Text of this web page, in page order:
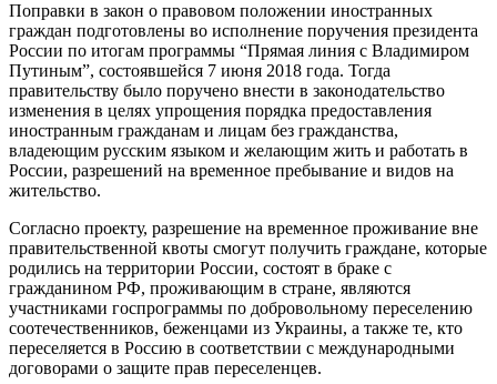
Поправки в закон о правовом положении иностранных
граждан подготовлены во исполнение поручения президента
России по итогам программы “Прямая линия с Владимиром
Путиным”, состоявшейся 7 июня 2018 года. Тогда
правительству было поручено внести в законодательство
изменения в целях упрощения порядка предоставления
иностранным гражданам и лицам без гражданства,
владеющим русским языком и желающим жить и работать в
России, разрешений на временное пребывание и видов на
жительство.
Согласно проекту, разрешение на временное проживание вне
правительственной квоты смогут получить граждане, которые
родились на территории России, состоят в браке с
гражданином РФ, проживающим в стране, являются
участниками госпрограммы по добровольному переселению
соотечественников, беженцами из Украины, а также те, кто
переселяется в Россию в соответствии с международными
договорами о защите прав переселенцев.